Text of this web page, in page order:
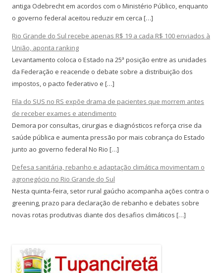
antiga Odebrecht em acordos com o Ministério Público, enquanto
o governo federal aceitou reduzir em cerca […]
Rio Grande do Sul recebe apenas R$ 19 a cada R$ 100 enviados à
União, aponta ranking
Levantamento coloca o Estado na 25ª posição entre as unidades
da Federação e reacende o debate sobre a distribuição dos
impostos, o pacto federativo e […]
Fila do SUS no RS expõe drama de pacientes que morrem antes
de receber exames e atendimento
Demora por consultas, cirurgias e diagnósticos reforça crise da
saúde pública e aumenta pressão por mais cobrança do Estado
junto ao governo federal No Rio […]
Defesa sanitária, rebanho e adaptação climática movimentam o
agronegócio no Rio Grande do Sul
Nesta quinta-feira, setor rural gaúcho acompanha ações contra o
greening, prazo para declaração de rebanho e debates sobre
novas rotas produtivas diante dos desafios climáticos […]